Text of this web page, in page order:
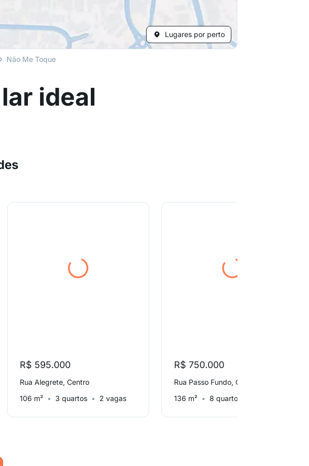
Lugares por perto
Não Me Toque
ideal
R$ 595.000
Rua Alegrete, Centro
106 m²
3 quartos 2 vagas
R$ 750.000
Rua Passo Fundo, Centro
136 m²
8 quartos